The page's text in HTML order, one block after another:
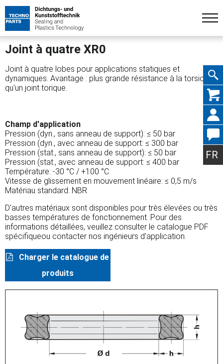
Aller
au
FR
Joint à quatre XR0
Joint à quatre lobes pour applications statiques et
dynamiques. Avantage : plus grande résistance à la torsion
qu'un joint torique.
Champ d'application
Pression (dyn., sans anneau de support): ≤ 50 bar
Pression (dyn., avec anneau de support: ≤ 300 bar
Pression (stat., sans anneau de support): ≤ 50 bar
Pression (stat., avec anneau de support: ≤ 400 bar
Température: -30 °C / +100 °C
Vitesse de glissement en mouvement linéaire: ≤ 0,5 m/s
Matériau standard: NBR
D'autres matériaux sont disponibles pour très élevées ou très
basses températures de fonctionnement. Pour des
informations détaillées, veuillez consulter le catalogue PDF
spécifiqueou contacter nos ingénieurs d'application.
Charger le catalogue de
produits